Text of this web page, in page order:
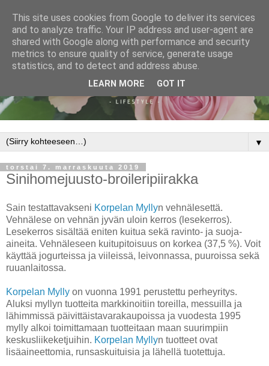
▼
torstai 7. marraskuuta 2019
Sinihomejuusto-broileripiirakka
Sain testattavakseni Korpelan Myllyn vehnälesettä.
Vehnälese on vehnän jyvän uloin kerros (lesekerros).
Lesekerros sisältää eniten kuitua sekä ravinto- ja suoja-
aineita. Vehnäleseen kuitupitoisuus on korkea (37,5 %). Voit
käyttää jogurteissa ja viileissä, leivonnassa, puuroissa sekä
ruuanlaitossa.
Korpelan Mylly on vuonna 1991 perustettu perheyritys.
Aluksi myllyn tuotteita markkinoitiin toreilla, messuilla ja
lähimmissä päivittäistavarakaupoissa ja vuodesta 1995
mylly alkoi toimittamaan tuotteitaan maan suurimpiin
keskusliikeketjuihin. Korpelan Myllyn tuotteet ovat
lisäaineettomia, runsaskuituisia ja lähellä tuotettuja.
This site uses cookies from Google to deliver its services
and to analyze traffic. Your IP address and user-agent are
shared with Google along with performance and security
metrics to ensure quality of service, generate usage
statistics, and to detect and address abuse.
LEARN MORE GOT IT